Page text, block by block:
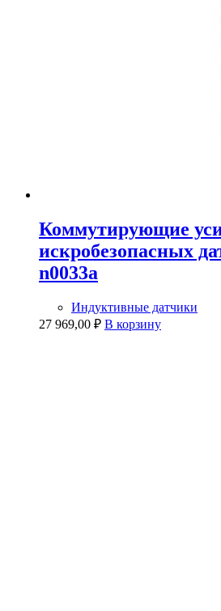
Коммутирующие
искробезопасных
n0033a
Индуктивные датчики
27 969,00 ₽ В корзину